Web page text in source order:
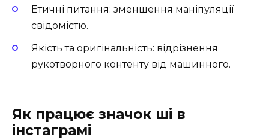
Етичні питання: зменшення маніпуляції
свідомістю.
Якість та оригінальність: відрізнення
рукотворного контенту від машинного.
Як працює значок ші в
інстаграмі